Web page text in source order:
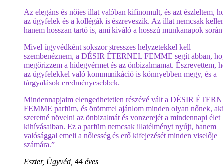
Az elegáns és nőies illat valóban kifinomult, és azt észleltem,
az ügyfelek és a kollégák is észreveszik. Az illat nemcsak
hanem hosszan tartó is, ami kiváló a hosszú munkanapok
Mivel ügyvédként sokszor stresszes helyzetekkel kell
szembenéznem, a DÉSIR ÉTERNEL FEMME segít abban,
megőrizzem a hidegvérmet és az önbizalmamat. Észrevettem,
az ügyfelekkel való kommunikáció is könnyebben megy, és a
tárgyalások eredményesebbek.
Mindennapjaim elengedhetetlen részévé vált a DÉSIR
FEMME parfüm, és örömmel ajánlom minden olyan nőnek, aki
szeretné növelni az önbizalmát és vonzerejét a mindennapi élet
kihívásaiban. Ez a parfüm nemcsak illatélményt nyújt, hanem
valósággal emeli a nőiesség és erő kifejezését minden viselője
számára.”
Eszter, Ügyvéd, 44 éves